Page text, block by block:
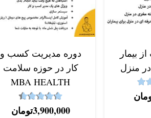
بیمار
منزل
از 5
دوره مدیریت کسب و
کار در حوزه سلامت
MBA HEALTH
نمره4.59 از 5 3,900,000تومان